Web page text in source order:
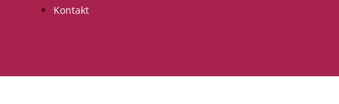
Kontakt